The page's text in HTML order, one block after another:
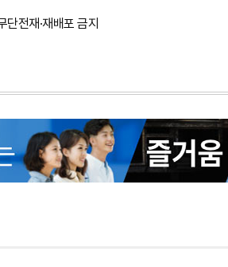
전재·재배포 금지